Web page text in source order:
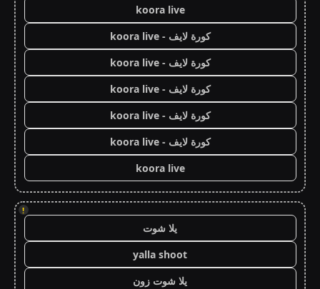
koora live
كورة لايف - koora live
كورة لايف - koora live
كورة لايف - koora live
كورة لايف - koora live
كورة لايف - koora live
koora live
!
يلا شوت
yalla shoot
يلا شوت زون